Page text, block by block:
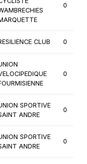
0
CLUB 0
0
SPORTIVE
ANDRE
0
SPORTIVE
ANDRE
0